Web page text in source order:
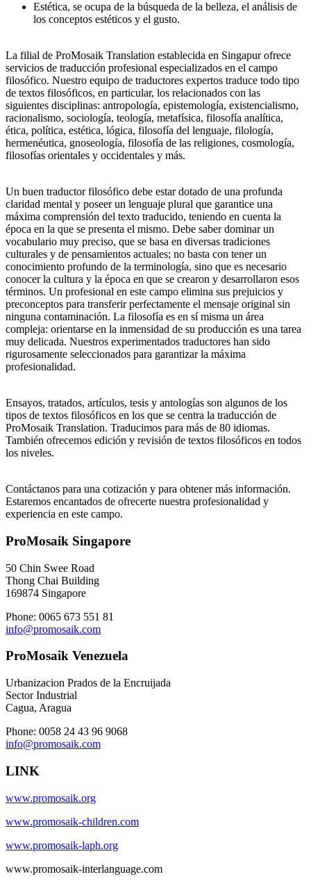
Estética, se ocupa de la búsqueda de la belleza, el análisis de
los conceptos estéticos y el gusto.
La filial de ProMosaik Translation establecida en Singapur ofrece
servicios de traducción profesional especializados en el campo
filosófico. Nuestro equipo de traductores expertos traduce todo tipo
de textos filosóficos, en particular, los relacionados con las
siguientes disciplinas: antropología, epistemología, existencialismo,
racionalismo, sociología, teología, metafísica, filosofía analítica,
ética, política, estética, lógica, filosofía del lenguaje, filología,
hermenéutica, gnoseología, filosofía de las religiones, cosmología,
filosofías orientales y occidentales y más.
Un buen traductor filosófico debe estar dotado de una profunda
claridad mental y poseer un lenguaje plural que garantice una
máxima comprensión del texto traducido, teniendo en cuenta la
época en la que se presenta el mismo. Debe saber dominar un
vocabulario muy preciso, que se basa en diversas tradiciones
culturales y de pensamientos actuales; no basta con tener un
conocimiento profundo de la terminología, sino que es necesario
conocer la cultura y la época en que se crearon y desarrollaron esos
términos. Un profesional en este campo elimina sus prejuicios y
preconceptos para transferir perfectamente el mensaje original sin
ninguna contaminación. La filosofía es en sí misma un área
compleja: orientarse en la inmensidad de su producción es una tarea
muy delicada. Nuestros experimentados traductores han sido
rigurosamente seleccionados para garantizar la máxima
profesionalidad.
Ensayos, tratados, artículos, tesis y antologías son algunos de los
tipos de textos filosóficos en los que se centra la traducción de
ProMosaik Translation. Traducimos para más de 80 idiomas.
También ofrecemos edición y revisión de textos filosóficos en todos
los niveles.
Contáctanos para una cotización y para obtener más información.
Estaremos encantados de ofrecerte nuestra profesionalidad y
experiencia en este campo.
ProMosaik Singapore
50 Chin Swee Road
Thong Chai Building
169874 Singapore
Phone: 0065 673 551 81
info@promosaik.com
ProMosaik Venezuela
Urbanizacion Prados de la Encruijada
Sector Industrial
Cagua, Aragua
Phone: 0058 24 43 96 9068
info@promosaik.com
LINK
www.promosaik.org
www.promosaik-children.com
www.promosaik-laph.org
www.promosaik-interlanguage.com